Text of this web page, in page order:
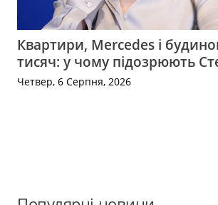
Квартири, Mercedes і
тисяч: у чому підозрюють
Четвер, 6 Серпня, 2026